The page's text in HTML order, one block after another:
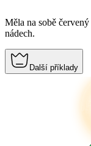
Měla na sobě červený
nádech.
Další příklady